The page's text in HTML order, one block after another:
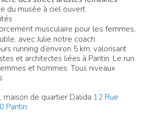
du musée à ciel ouvert
musculaire pour les femmes,
avec Julie notre coach.
running d’environ 5 km, valorisant
et architectes liées à Pantin. Le run
et hommes. Tous niveaux
maison de quartier Dalida 12 Rue
Pantin